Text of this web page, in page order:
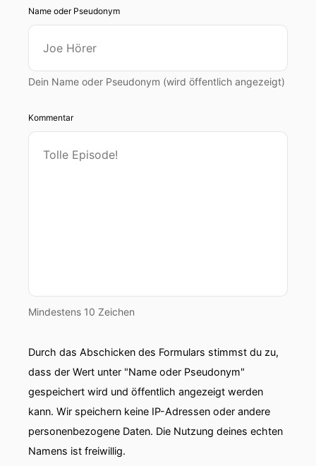
Name oder Pseudonym
Dein Name oder Pseudonym (wird öffentlich angezeigt)
Kommentar
Mindestens 10 Zeichen
Durch das Abschicken des Formulars stimmst du zu,
dass der Wert unter "Name oder Pseudonym"
gespeichert wird und öffentlich angezeigt werden
kann. Wir speichern keine IP-Adressen oder andere
personenbezogene Daten. Die Nutzung deines echten
Namens ist freiwillig.